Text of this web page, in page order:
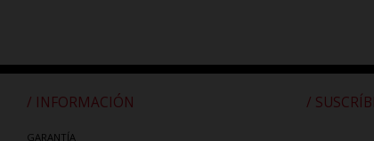
/ INFORMACIÓN
GARANTÍA
/